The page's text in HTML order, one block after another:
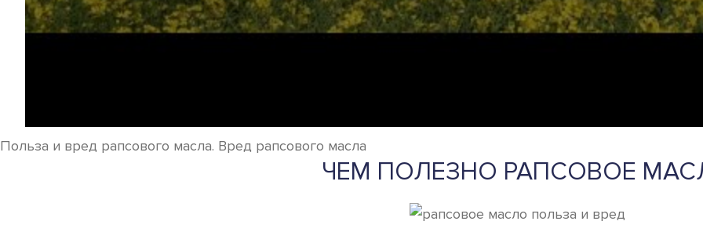
Польза и вред рапсового масла. Вред рапсового масла
ЧЕМ ПОЛЕЗНО РАПСОВОЕ